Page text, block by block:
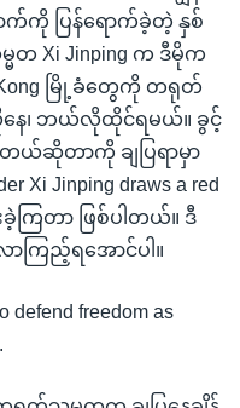
ကို ပြန်ရောက်ခဲ့တဲ့ နှစ်
တ Xi Jinping က ဒီမိုက
Kong မြို့ခံတွေကို တရုတ်
ေ၊ ဘယ်လိုထိုင်ရမယ်။ ခွင့်
ဆိုတာကို ချပြရာမှာ
Jinping draws a red
ခဲ့ကြတာ ဖြစ်ပါတယ်။ ဒီ
ြည့်ရအောင်ပါ။
defend freedom as